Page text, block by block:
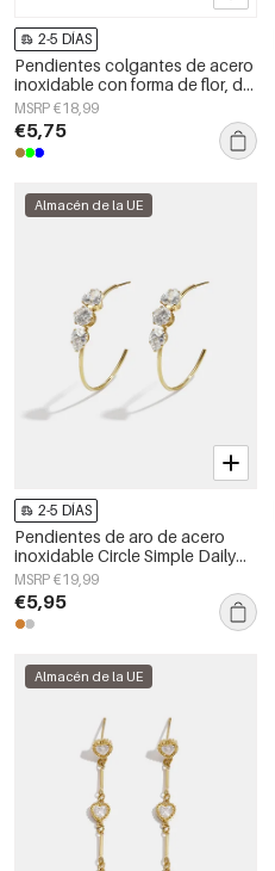
2-5 DÍAS
Pendientes colgantes de acero
inoxidable con forma de flor, de
la serie Daily Simple, joyería para
mujer.
MSRP €18,99
€5,75
Almacén de la UE
2-5 DÍAS
Pendientes de aro de acero
inoxidable Circle Simple Daily
Simple Series Joyería para mujer
MSRP €19,99
€5,95
Almacén de la UE